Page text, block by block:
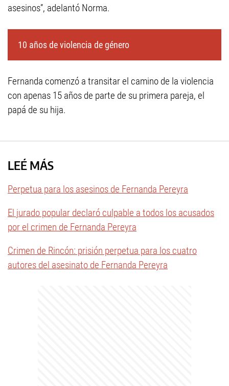
asesinos”, adelantó Norma.
10 años de violencia de género
Fernanda comenzó a transitar el camino de la violencia
con apenas 15 años de parte de su primera pareja, el
papá de su hija.
LEÉ MÁS
Perpetua para los asesinos de Fernanda Pereyra
El jurado popular declaró culpable a todos los acusados
por el crimen de Fernanda Pereyra
Crimen de Rincón: prisión perpetua para los cuatro
autores del asesinato de Fernanda Pereyra